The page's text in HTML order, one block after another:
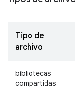
Tipo de
archivo
bibliotecas
compartidas